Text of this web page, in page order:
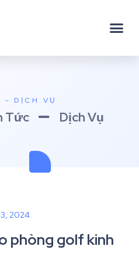
- DỊCH VỤ
Tức Dịch Vụ
2024
phòng golf kinh